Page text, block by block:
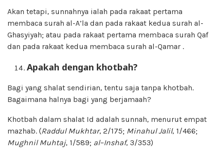
Akan tetapi, sunnahnya ialah pada rakaat pertama
membaca surah al-A’la dan pada rakaat kedua surah al-
Ghasyiyah; atau pada rakaat pertama membaca surah Qaf
dan pada rakaat kedua membaca surah al-Qamar .
Apakah dengan khotbah?
Bagi yang shalat sendirian, tentu saja tanpa khotbah.
Bagaimana halnya bagi yang berjamaah?
Khotbah dalam shalat Id adalah sunnah, menurut empat
mazhab. (Raddul Mukhtar, 2/175; Minahul Jalil, 1/466;
Mughnil Muhtaj, 1/589; al–Inshaf, 3/353)